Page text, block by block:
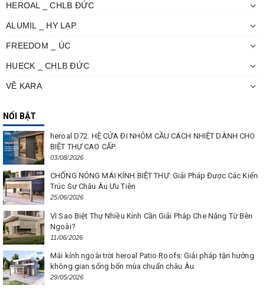
HEROAL _ CHLB ĐỨC
ALUMIL _ HY LẠP
FREEDOM _ ÚC
HUECK _ CHLB ĐỨC
VỀ KARA
NỔI BẬT
heroal D72. HỆ CỬA ĐI NHÔM CẦU CÁCH NHIỆT DÀNH CHO
BIỆT THỰ CAO CẤP.
03/08/2026
CHỐNG NÓNG MÁI KÍNH BIỆT THỰ: Giải Pháp Được Các Kiến
Trúc Sư Châu Âu Ưu Tiên
25/06/2026
Vì Sao Biệt Thự Nhiều Kính Cần Giải Pháp Che Nắng Từ Bên
Ngoài?
11/06/2026
Mái kính ngoài trời heroal Patio Roofs: Giải pháp tận hưởng
không gian sống bốn mùa chuẩn châu Âu
29/05/2026